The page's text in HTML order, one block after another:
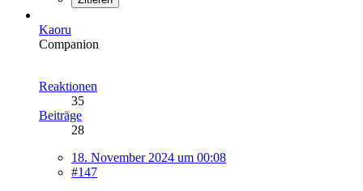
Kaoru
Companion
Reaktionen
35
Beiträge
28
18. November 2024 um 00:08
#147